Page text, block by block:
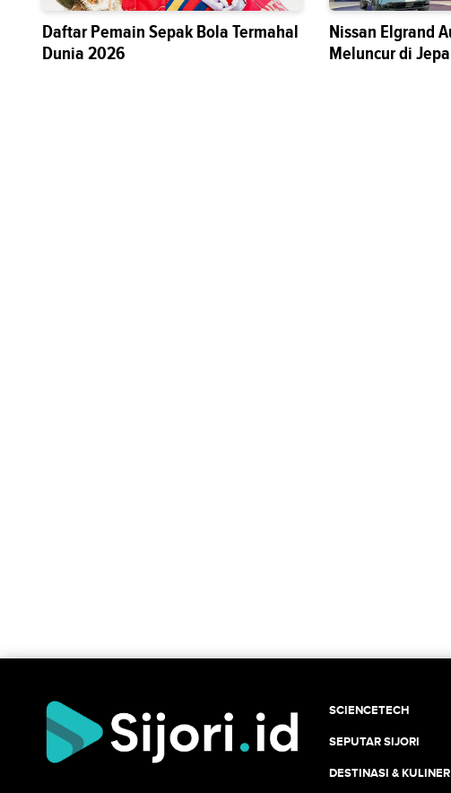
Daftar Pemain Sepak Bola Termahal
Dunia 2026
Nissan Elgrand
Meluncur di
SCIENCETECH
SEPUTAR SIJORI
DESTINASI & KULINER